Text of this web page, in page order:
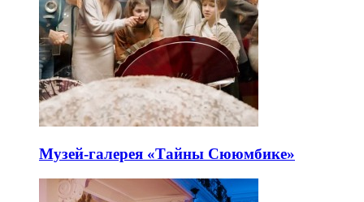
Музей-галерея «Тайны Сююмбике»